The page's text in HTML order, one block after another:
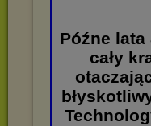
Późne
cały